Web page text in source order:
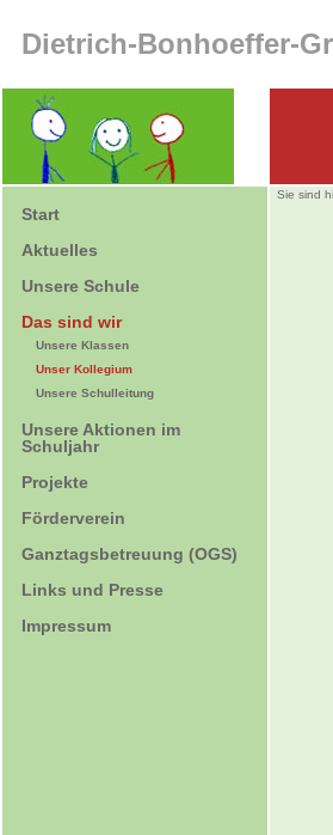
Dietrich-Bonhoeffer-
Start
Aktuelles
Unsere Schule
Das sind wir
Unsere Klassen
Unser Kollegium
Unsere Schulleitung
Unsere Aktionen im
Schuljahr
Projekte
Förderverein
Ganztagsbetreuung (OGS)
Links und Presse
Impressum
Sie sind